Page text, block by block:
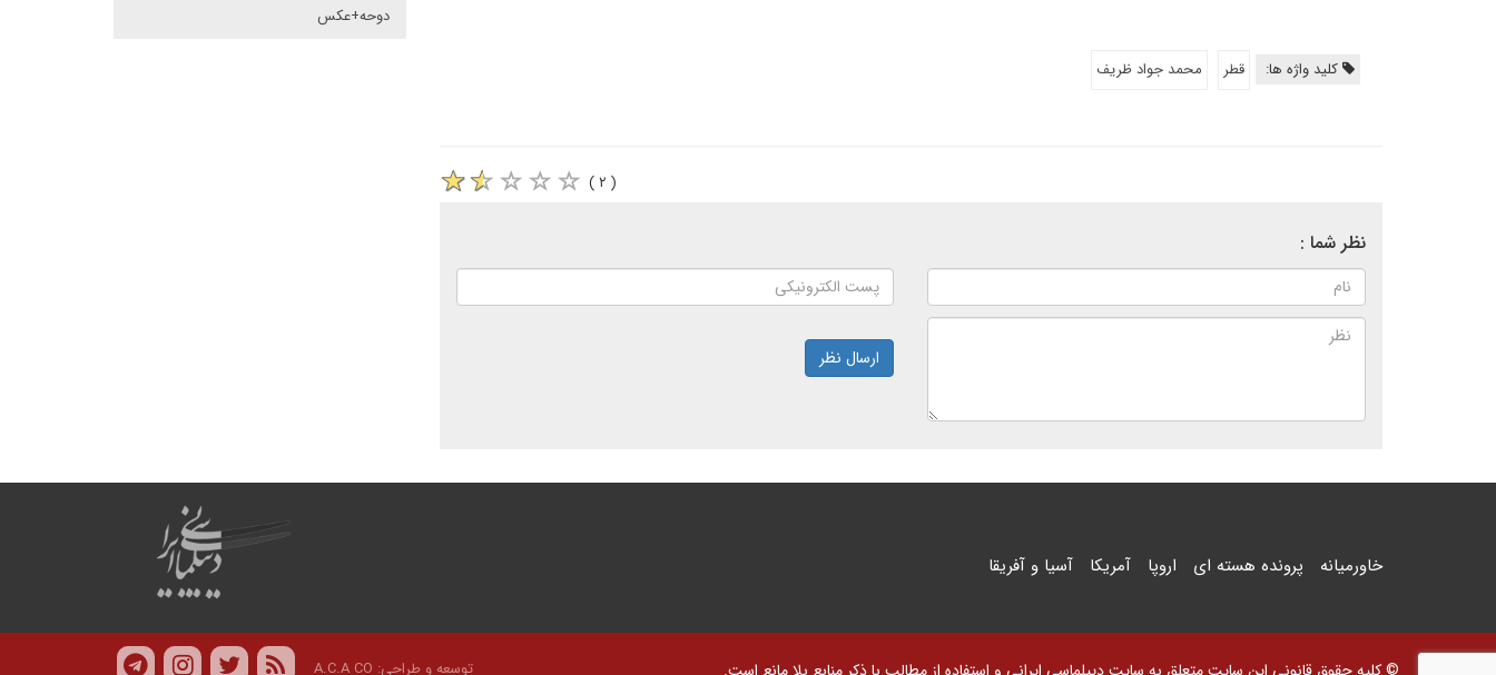
کلید واژه ها: قطر محمد جواد ظریف
( ۲ )
نظر شما :
ارسال نظر
دوحه+عکس
خاورمیانه پرونده هسته ای اروپا آمریکا آسیا و آفریقا
توسعه و طراحی: A.C.A CO